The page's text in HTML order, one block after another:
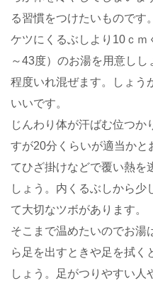
る習慣をつけたいものです
ケツにくるぶしより10ｃｍ
～43度）のお湯を用意し
程度いれ混ぜます。しょう
いいです。
じんわり体が汗ばむ位つか
すが20分くらいが適当かと
てひざ掛けなどで覆い熱を
しょう。内くるぶしから少
て大切なツボがあります。
そこまで温めたいのでお湯
ら足を出すときや足を拭く
しょう。足がつりやすい人